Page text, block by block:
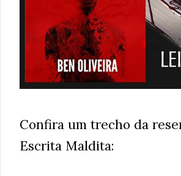
Confira um trecho da
Escrita Maldita: